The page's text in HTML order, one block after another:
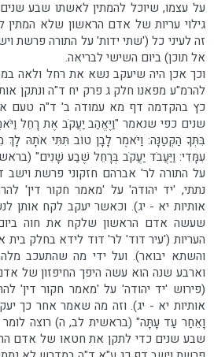
על עצמו, שיוכל להמתין לאשתו שבע
גילוי עריות של אדם הראשון שלא
זה לעיני כל ('שתי ידות' על התורה פרשת
אל תוכן) ביום השישי לבריאה.
וכך אכן היה שיעקב נשא את רחל ולאה
להרמ"ע מפאנו חלק ג פרק יח ד"ה ונתקן
כץ בהקדמה דף מא עמודה ב' ד"ה טעם
שנים כפי שנאמר "וַיֶּאֱהַב יַעֲקֹב אֶת רָחֵל
בִּתְּךָ הַקְּטַנָּה: וַיֹּאמֶר לָבָן טוֹב תִּתִּי אֹתָהּ
עִמָּדִי: וַיַּעֲבֹד יַעֲקֹב בְּרָחֵל שֶׁבַע שָׁנִים"
על התורה לר' אברהם חזקוני פרשת
נתתי, 'יד יהודה' על 'מאמר חקור דין'
אותיות יא - יג). וכאשר יעקב לקח אותן
שעשה אדם הראשון שלקח את חוה
העריות ('עיר דוד' לר' דוד לידא בחלק
והשתא יבואר). ועל ידי מה שהתעכב
וארבע שנה הוא עשה היפך החיפזון של
(פירוש 'יד יהודה' על 'מאמר חקור דין'
אותיות יא - יג). וזה מה שאמר אחר כך
וָאֵחַר עַד עָתָּה" (בראשית לב, ה) רוצה
שבע שנים כדי לתקן את חטאו של אדם